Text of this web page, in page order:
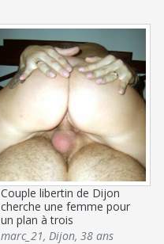
Couple libertin de Dijon
cherche une femme pour
un plan à trois
marc_21, Dijon,38 ans